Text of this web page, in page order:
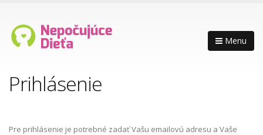
Menu
Prihlásenie
Pre prihlásenie je potrebné zadať Vašu emailovú adresu a Vaše